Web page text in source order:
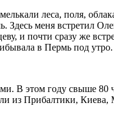
леса, поля,
меня встретил
и почти сразу же
в Пермь под утро.
В этом году свыше
из Прибалтики,